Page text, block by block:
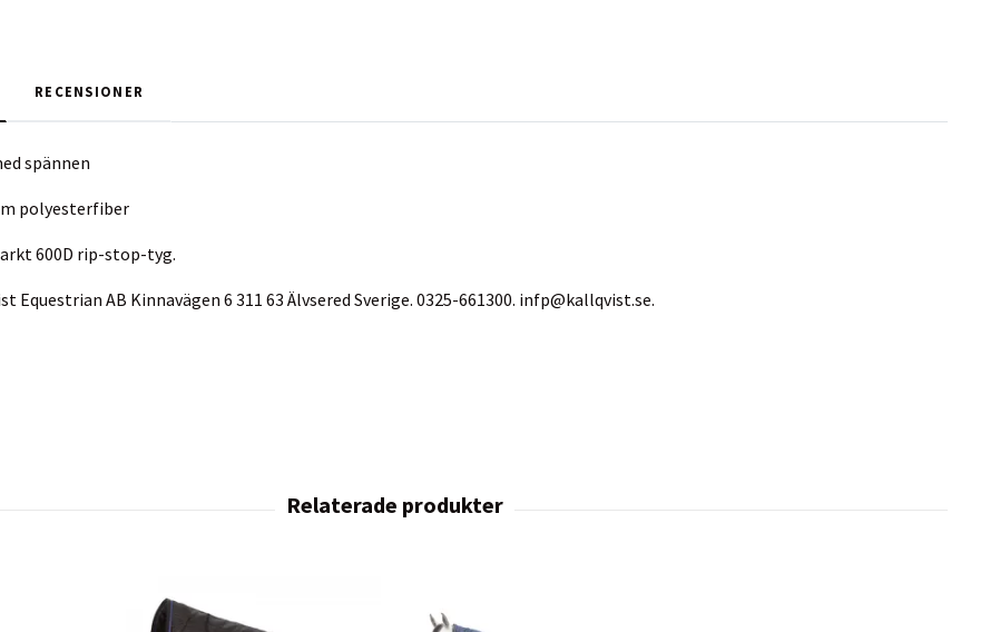
RECENSIONER
spännen
polyesterfiber
600D rip-stop-tyg.
Equestrian AB Kinnavägen 6 311 63 Älvsered Sverige. 0325-661300. infp@kallqvist.se.